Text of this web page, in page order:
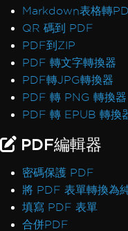
Markdown表格轉
QR 碼到 PDF
PDF到ZIP
PDF 轉文字轉換器
PDF轉JPG轉換器
PDF 轉 PNG 轉換器
PDF 轉 EPUB 轉換
PDF編輯器
密碼保護 PDF
將 PDF 表單轉換為
填寫 PDF 表單
合併PDF